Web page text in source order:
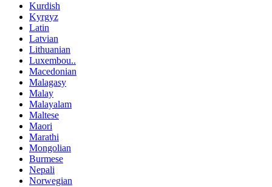
Kurdish
Kyrgyz
Latin
Latvian
Lithuanian
Luxembou..
Macedonian
Malagasy
Malay
Malayalam
Maltese
Maori
Marathi
Mongolian
Burmese
Nepali
Norwegian